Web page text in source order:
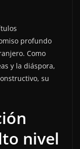
profundo
Como
y la diáspora,
su
nivel